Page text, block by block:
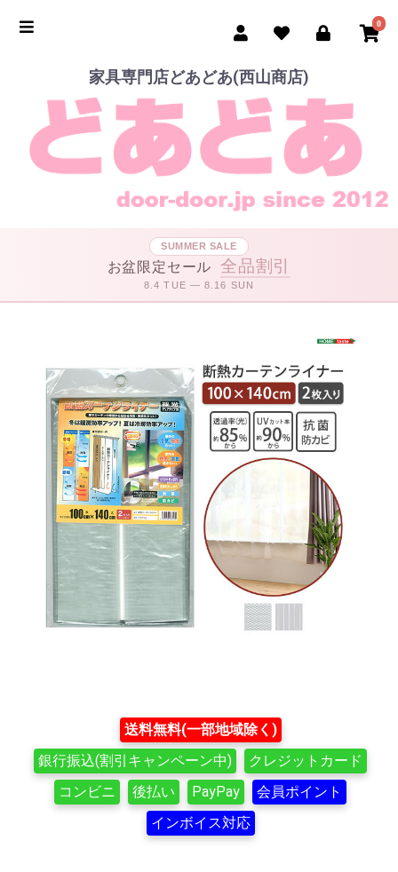
0
家具専門店どあどあ(西山商店)
SUMMER SALE
お盆限定セール 全品割引
8.4 TUE — 8.16 SUN
送料無料(一部地域除く)
銀行振込(割引キャンペーン中)
クレジットカード
コンビニ
後払い PayPay
会員ポイント
インボイス対応